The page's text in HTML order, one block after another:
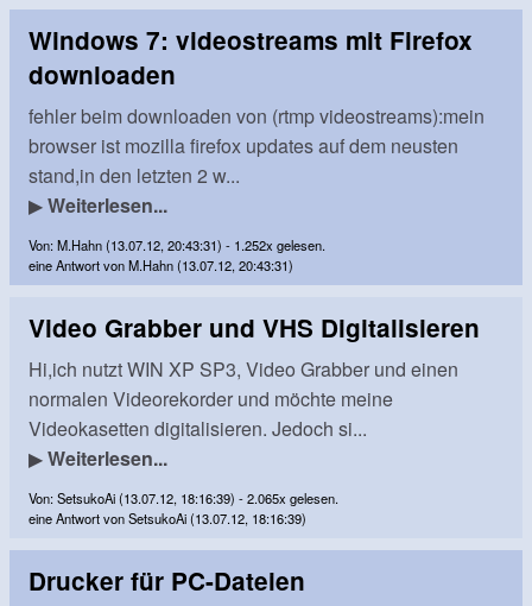
Windows 7: videostreams mit Firefox
downloaden
fehler beim downloaden von (rtmp videostreams):mein
browser ist mozilla firefox updates auf dem neusten
stand,in den letzten 2 w...
▶Weiterlesen...
Von: M.Hahn (13.07.12, 20:43:31) - 1.252x gelesen.
eine Antwort von M.Hahn (13.07.12, 20:43:31)
Video Grabber und VHS Digitalisieren
Hi,ich nutzt WIN XP SP3, Video Grabber und einen
normalen Videorekorder und möchte meine
Videokasetten digitalisieren. Jedoch si...
▶Weiterlesen...
Von: SetsukoAi (13.07.12, 18:16:39) - 2.065x gelesen.
eine Antwort von SetsukoAi (13.07.12, 18:16:39)
Drucker für PC-Dateien